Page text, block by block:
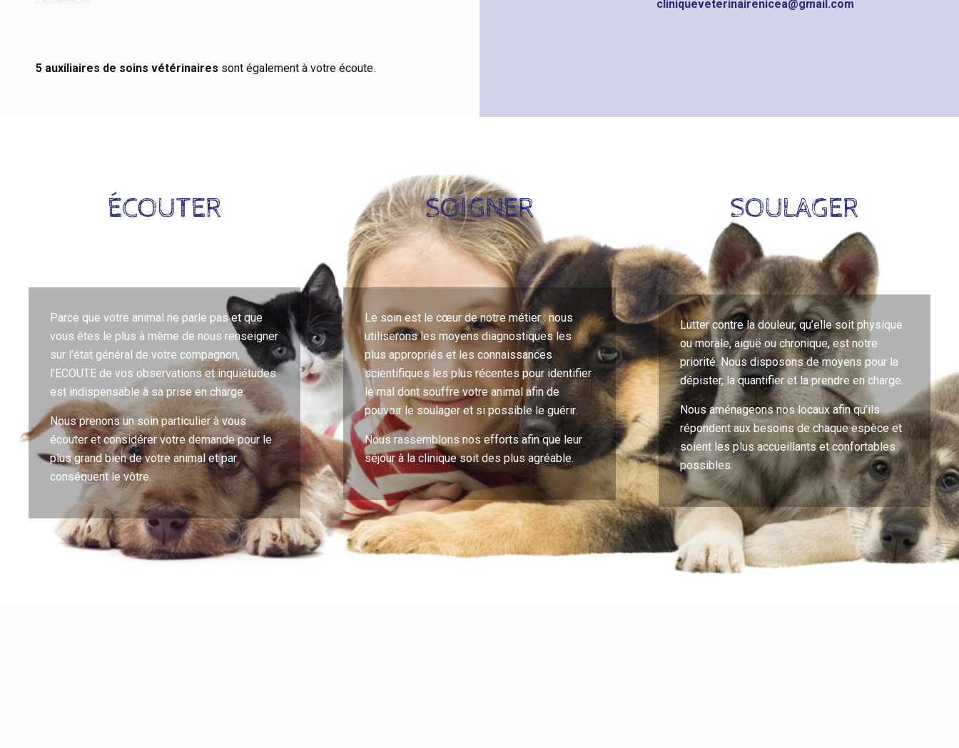
5 auxiliaires de soins vétérinaires sont également à votre écoute.
cliniqueveterinairenicea@gmail.com
ÉCOUTER
Parce que votre animal ne parle pas et que
vous êtes le plus à même de nous renseigner
sur l’état général de votre compagnon,
l’ECOUTE de vos observations et inquiétudes
est indispensable à sa prise en charge.
Nous prenons un soin particulier à vous
écouter et considérer votre demande pour le
plus grand bien de votre animal et par
conséquent le vôtre.
SOIGNER
Le soin est le cœur de notre métier : nous
utiliserons les moyens diagnostiques les
plus appropriés et les connaissances
scientifiques les plus récentes pour identifier
le mal dont souffre votre animal afin de
pouvoir le soulager et si possible le guérir.
Nous rassemblons nos efforts afin que leur
séjour à la clinique soit des plus agréable.
SOULAGER
Lutter contre la douleur, qu’elle soit physique
ou morale, aiguë ou chronique, est notre
priorité. Nous disposons de moyens pour la
dépister, la quantifier et la prendre en charge.
Nous aménageons nos locaux afin qu’ils
répondent aux besoins de chaque espèce et
soient les plus accueillants et confortables
possibles.